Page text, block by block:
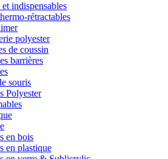
et indispensables
rétractables
polyester
de coussin
barrières
souris
Polyester
en bois
en plastique